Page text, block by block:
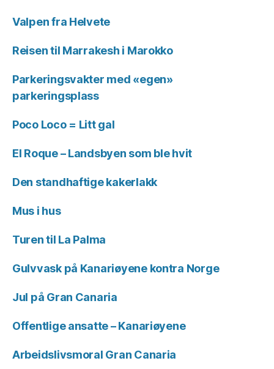
Valpen fra Helvete
Reisen til Marrakesh i Marokko
Parkeringsvakter med «egen»
parkeringsplass
Poco Loco = Litt gal
El Roque – Landsbyen som ble hvit
Den standhaftige kakerlakk
Mus i hus
Turen til La Palma
Gulvvask på Kanariøyene kontra Norge
Jul på Gran Canaria
Offentlige ansatte – Kanariøyene
Arbeidslivsmoral Gran Canaria